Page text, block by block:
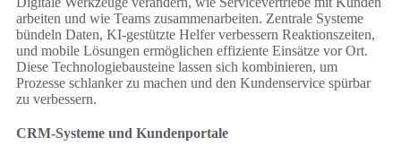
arbeiten und wie Teams zusammenarbeiten. Zentrale Systeme
bündeln Daten, KI-gestützte Helfer verbessern Reaktionszeiten,
und mobile Lösungen ermöglichen effiziente Einsätze vor Ort.
Diese Technologiebausteine lassen sich kombinieren, um
Prozesse schlanker zu machen und den Kundenservice spürbar
zu verbessern.
CRM-Systeme und Kundenportale